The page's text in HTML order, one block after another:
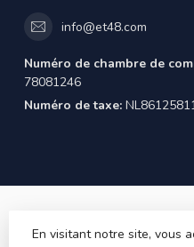
info@et48.com
Numéro de chambre de
78081246
Numéro de taxe:
En visitant notre site, vous